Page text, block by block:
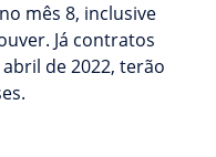
mês 8, inclusive
Já contratos
de 2022, terão